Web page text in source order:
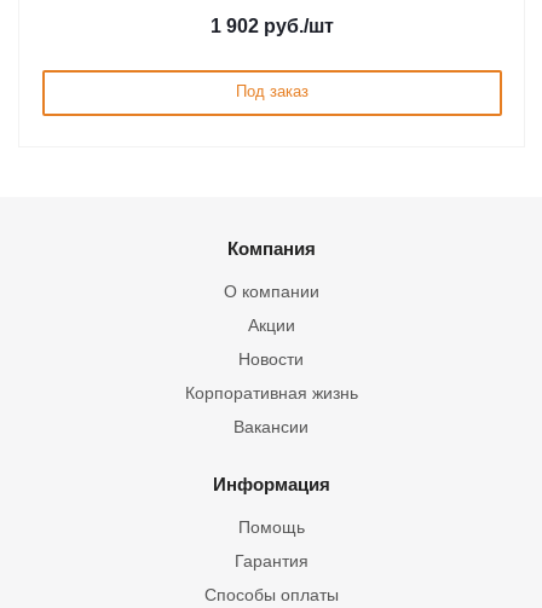
1 902 руб./шт
Под заказ
Компания
О компании
Акции
Новости
Корпоративная жизнь
Вакансии
Информация
Помощь
Гарантия
Способы оплаты